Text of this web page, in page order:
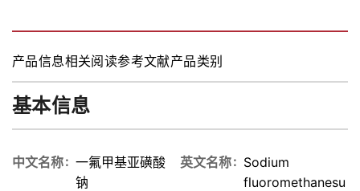
产品信息相关阅读参考文献产品类别
基本信息
中文名称
一氟甲基亚磺酸
钠
英文名称
Sodium
fluoromethanesu